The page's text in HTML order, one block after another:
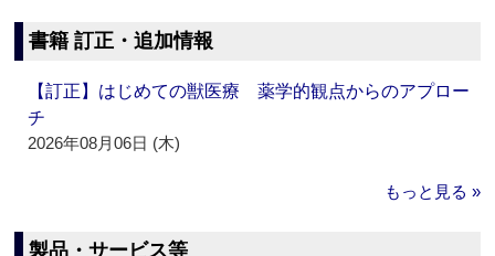
書籍 訂正・追加情報
【訂正】はじめての獣医療 薬学的観点からのアプロー
チ
2026年08月06日 (木)
もっと見る »
製品・サービス等